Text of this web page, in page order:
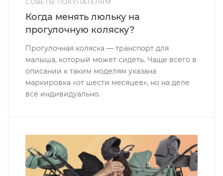
СОВЕТЫ ПОКУПАТЕЛЯМ
Когда менять люльку на
прогулочную коляску?
Прогулочная коляска — транспорт для
малыша, который может сидеть. Чаще всего в
описании к таким моделям указана
маркировка «от шести месяцев», но на деле
всё индивидуально.